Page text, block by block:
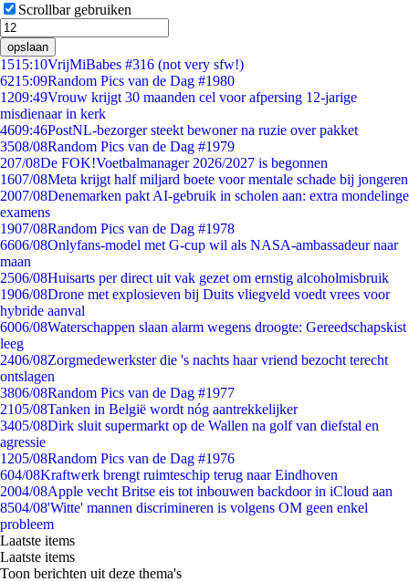
Scrollbar gebruiken
opslaan
1515:10VrijMiBabes #316 (not very sfw!)
6215:09Random Pics van de Dag #1980
1209:49Vrouw krijgt 30 maanden cel voor afpersing 12-jarige
misdienaar in kerk
4609:46PostNL-bezorger steekt bewoner na ruzie over pakket
3508/08Random Pics van de Dag #1979
207/08De FOK!Voetbalmanager 2026/2027 is begonnen
1607/08Meta krijgt half miljard boete voor mentale schade bij jongeren
2007/08Denemarken pakt AI-gebruik in scholen aan: extra mondelinge
examens
1907/08Random Pics van de Dag #1978
6606/08Onlyfans-model met G-cup wil als NASA-ambassadeur naar
maan
2506/08Huisarts per direct uit vak gezet om ernstig alcoholmisbruik
1906/08Drone met explosieven bij Duits vliegveld voedt vrees voor
hybride aanval
6006/08Waterschappen slaan alarm wegens droogte: Gereedschapskist
leeg
2406/08Zorgmedewerkster die 's nachts haar vriend bezocht terecht
ontslagen
3806/08Random Pics van de Dag #1977
2105/08Tanken in België wordt nóg aantrekkelijker
3405/08Dirk sluit supermarkt op de Wallen na golf van diefstal en
agressie
1205/08Random Pics van de Dag #1976
604/08Kraftwerk brengt ruimteschip terug naar Eindhoven
2004/08Apple vecht Britse eis tot inbouwen backdoor in iCloud aan
8504/08'Witte' mannen discrimineren is volgens OM geen enkel
probleem
Laatste items
Laatste items
Toon berichten uit deze thema's